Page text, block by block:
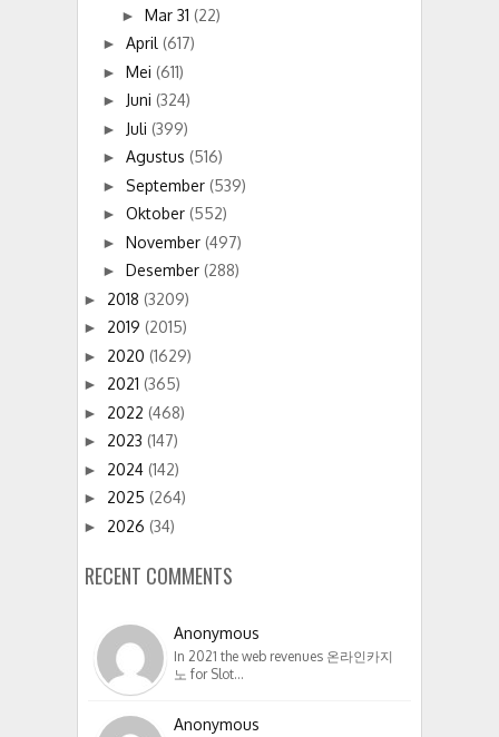
► Mar 31 (22)
► April (617)
► Mei (611)
► Juni (324)
► Juli (399)
► Agustus (516)
► September (539)
► Oktober (552)
► November (497)
► Desember (288)
► 2018 (3209)
► 2019 (2015)
► 2020 (1629)
► 2021 (365)
► 2022 (468)
► 2023 (147)
► 2024 (142)
► 2025 (264)
► 2026 (34)
RECENT COMMENTS
Anonymous
In 2021 the web revenues 온라인카지
노 for Slot…
Anonymous